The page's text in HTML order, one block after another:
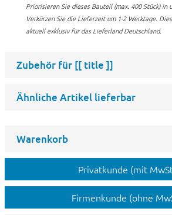
Priorisieren Sie dieses Bauteil (max. 400 Stück) in
Verkürzen Sie die Lieferzeit um 1-2 Werktage.
aktuell exklusiv für das Lieferland Deutschland.
Zubehör für [[ title ]]
Ähnliche Artikel lieferbar
Warenkorb
Privatkunde (mit
Firmenkunde (ohne